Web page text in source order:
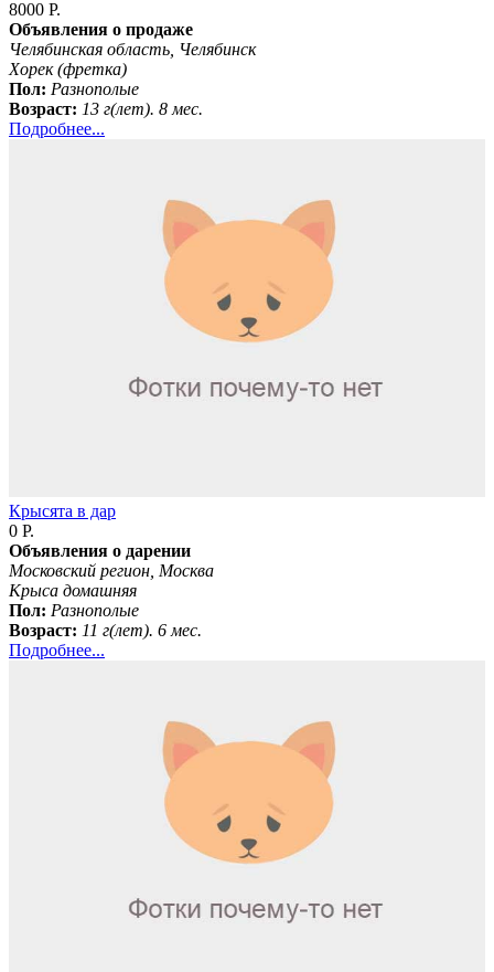
8000 Р.
Объявления о продаже
Челябинская область, Челябинск
Хорек (фретка)
Пол: Разнополые
Возраст: 13 г(лет). 8 мес.
Подробнее...
Крысята в дар
0 Р.
Объявления о дарении
Московский регион, Москва
Крыса домашняя
Пол: Разнополые
Возраст: 11 г(лет). 6 мес.
Подробнее...